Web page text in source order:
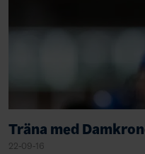
Träna med
22-09-16